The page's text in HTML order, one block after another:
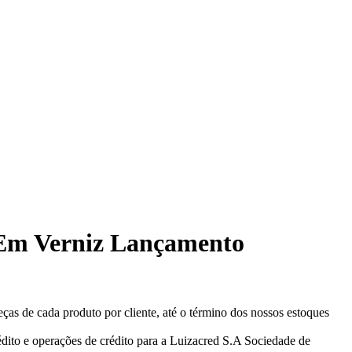
Verniz Lançamento
de cada produto por cliente, até o término dos nossos estoques
e operações de crédito para a Luizacred S.A Sociedade de